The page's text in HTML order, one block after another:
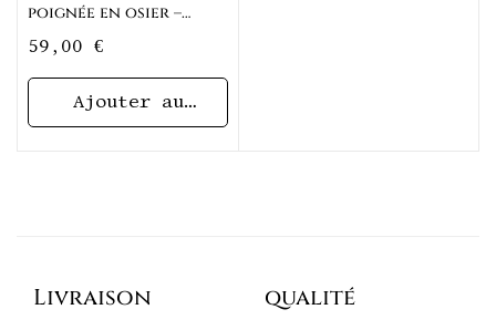
poignée en osier –
Motif x
59,00 €
Ajouter au
Livraison qualité